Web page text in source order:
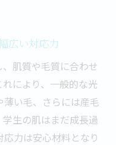
広い対応力
肌質や毛質に合わせ
により、一般的な光
い毛、さらには産毛
生の肌はまだ成長過
力は安心材料となり